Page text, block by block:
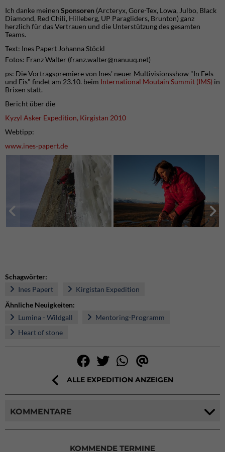
Ich danke meinen Sponsoren (Arcteryx, Gore-Tex, Lowa, Julbo, Black
Diamond, Red Chili, Hilleberg, UP Paragliders, Brunton) ganz
herzlich für das Vertrauen und die Unterstützung des gesamten
Teams.
Text: Ines Papert Johanna Stöckl
Fotos: Franz Walter (franz.walter@nanuuq.net)
ps: DieVortragspremierevon Ines' neuer Multivisionsshow "In Fels
und Eis" findet am 23.10. beim International Moutain Summit (IMS) in
Brixen statt.
Bericht über die
Kyzyl Asker Expedition, Kirgistan 2010
Webtipp:
www.ines-papert.de
Schagwörter:
Ines Papert
Kirgistan Expedition
Ähnliche Neuigkeiten:
Lumina - Wildgall
Mentoring-Programm
Heart of stone
ALLE EXPEDITION ANZEIGEN
KOMMENTARE
KOMMENDE TERMINE